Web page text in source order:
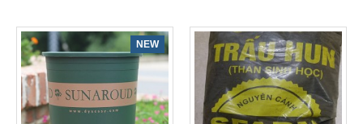
NEW